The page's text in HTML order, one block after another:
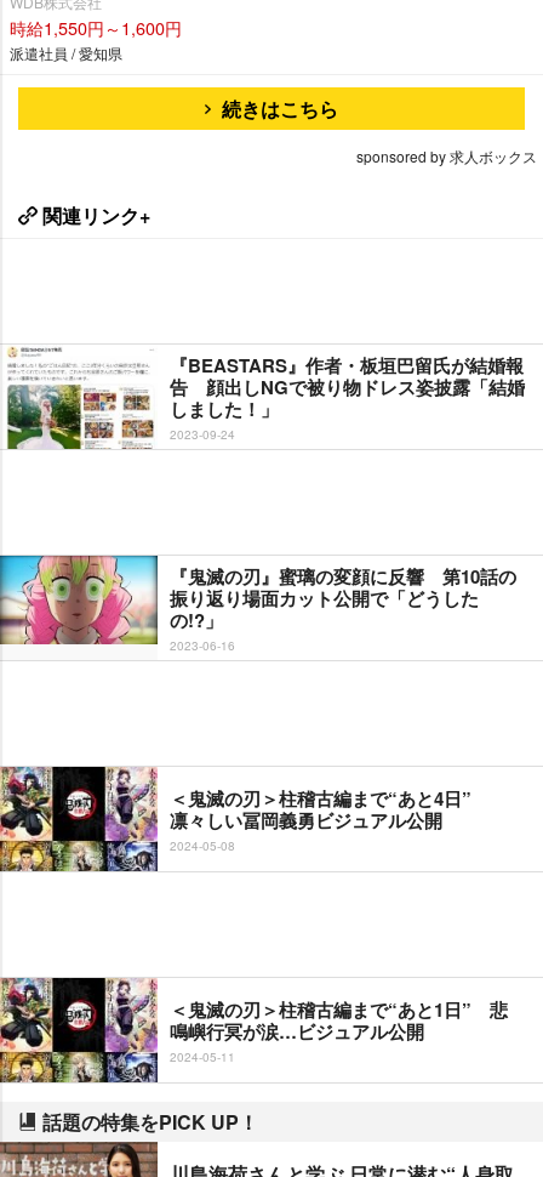
時給1,550円～1,600円
派遣社員 / 愛知県
続きはこちら
sponsored by 求人ボックス
関連リンク+
『BEASTARS』作者・板垣巴留氏が結婚報
告 顔出しNGで被り物ドレス姿披露「結婚
しました！」
2023-09-24
『鬼滅の刃』蜜璃の変顔に反響 第10話の
振り返り場面カット公開で「どうした
の!?」
2023-06-16
＜鬼滅の刃＞柱稽古編まで“あと4日”
凛々しい冨岡義勇ビジュアル公開
2024-05-08
＜鬼滅の刃＞柱稽古編まで“あと1日” 悲
鳴嶼行冥が涙…ビジュアル公開
2024-05-11
話題の特集をPICK UP！